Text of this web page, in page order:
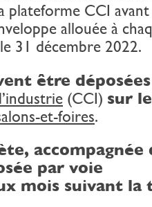
plateforme CCI avant
allouée à
31 décembre 2022.
être déposées
(CCI) sur le
et-foires.
accompagnée
par voie
mois suivant la